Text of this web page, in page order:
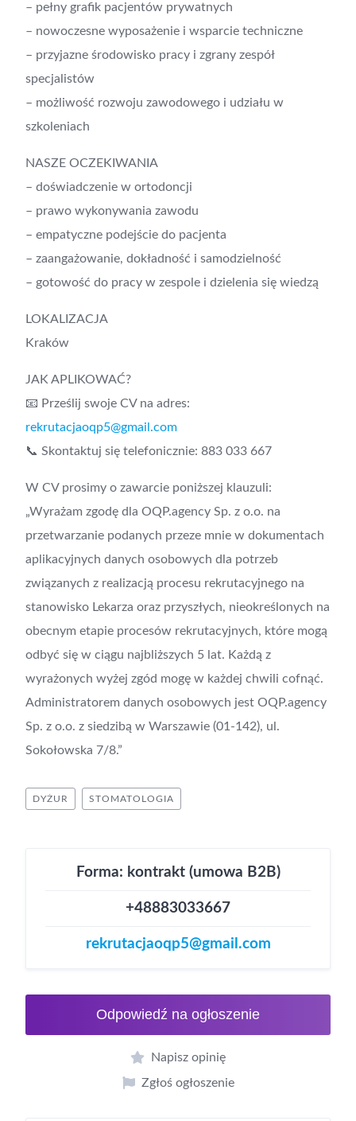
– pełny grafik pacjentów prywatnych
– nowoczesne wyposażenie i wsparcie techniczne
– przyjazne środowisko pracy i zgrany zespół
specjalistów
– możliwość rozwoju zawodowego i udziału w
szkoleniach
NASZE OCZEKIWANIA
– doświadczenie w ortodoncji
– prawo wykonywania zawodu
– empatyczne podejście do pacjenta
– zaangażowanie, dokładność i samodzielność
– gotowość do pracy w zespole i dzielenia się wiedzą
LOKALIZACJA
Kraków
JAK APLIKOWAĆ?
📧 Prześlij swoje CV na adres:
rekrutacjaoqp5@gmail.com
📞 Skontaktuj się telefonicznie: 883 033 667
W CV prosimy o zawarcie poniższej klauzuli:
„Wyrażam zgodę dla OQP.agency Sp. z o.o. na
przetwarzanie podanych przeze mnie w dokumentach
aplikacyjnych danych osobowych dla potrzeb
związanych z realizacją procesu rekrutacyjnego na
stanowisko Lekarza oraz przyszłych, nieokreślonych na
obecnym etapie procesów rekrutacyjnych, które mogą
odbyć się w ciągu najbliższych 5 lat. Każdą z
wyrażonych wyżej zgód mogę w każdej chwili cofnąć.
Administratorem danych osobowych jest OQP.agency
Sp. z o.o. z siedzibą w Warszawie (01-142), ul.
Sokołowska 7/8.”
DYŻUR STOMATOLOGIA
Forma: kontrakt (umowa B2B)
+48883033667
rekrutacjaoqp5@gmail.com
Odpowiedź na ogłoszenie
Napisz opinię
Zgłoś ogłoszenie